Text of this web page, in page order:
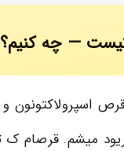
کیست — چه کنیم؟